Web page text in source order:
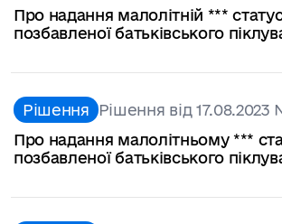
Про надання малолітній ***
позбавленої батьківського
Рішення Рішення від 17.08.2023
Про надання малолітньому ***
позбавленої батьківського